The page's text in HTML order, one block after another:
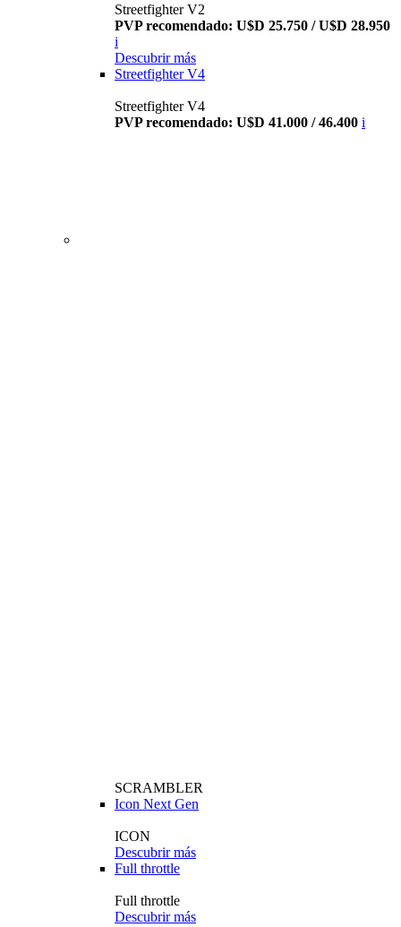
Streetfighter V2
PVP recomendado: U$D 25.750 / U$D 28.950
i
Descubrir más
Streetfighter V4
Streetfighter V4
PVP recomendado: U$D 41.000 / 46.400 i
SCRAMBLER
Icon Next Gen
ICON
Descubrir más
Full throttle
Full throttle
Descubrir más